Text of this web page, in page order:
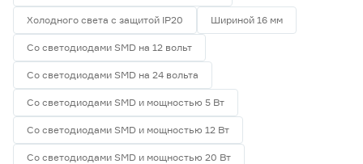
Холодного света с защитой IP20 Шириной 16 мм
Со светодиодами SMD на 12 вольт
Со светодиодами SMD на 24 вольта
Со светодиодами SMD и мощностью 5 Вт
Со светодиодами SMD и мощностью 12 Вт
Со светодиодами SMD и мощностью 20 Вт